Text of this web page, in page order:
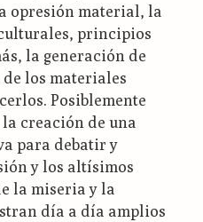
opresión material, la
principios
la generación de
los materiales
Posiblemente
creación de una
para debatir y
y los altísimos
la miseria y la
día a día amplios